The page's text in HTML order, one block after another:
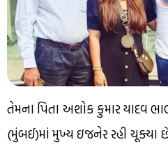
તેમના પિતા અશોક કુમાર યાદવ
(મુંબઈ)માં મુખ્ય ઇજનેર રહી ચૂક્યા